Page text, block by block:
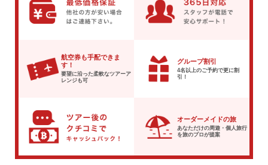
航空券も手配できま
す！
要望に沿った柔軟なツアーア
レンジも可
グループ割引
4名以上のご予約で更に割
引！
オーダーメイドの旅
あなただけの周遊・個人旅行
を旅のプロが提案